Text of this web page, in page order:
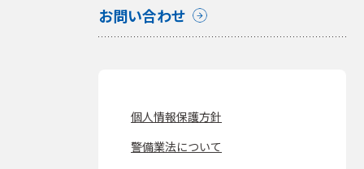
お問い合わせ
個人情報保護方針
警備業法について